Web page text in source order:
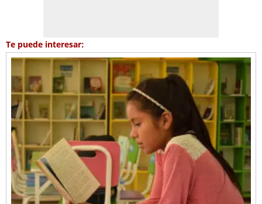
Te puede interesar: